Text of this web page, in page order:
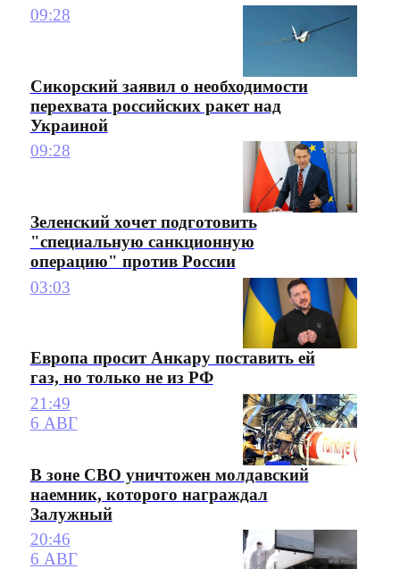
09:28
Сикорский заявил о необходимости
перехвата российских ракет над
Украиной
09:28
Зеленский хочет подготовить
"специальную санкционную
операцию" против России
03:03
Европа просит Анкару поставить ей
газ, но только не из РФ
21:49
6 АВГ
В зоне СВО уничтожен молдавский
наемник, которого награждал
Залужный
20:46
6 АВГ